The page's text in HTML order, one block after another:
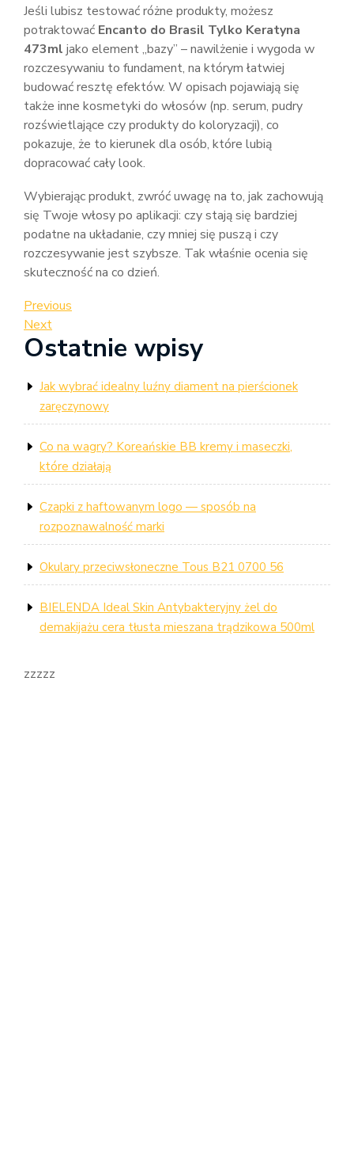
Jeśli lubisz testować różne produkty, możesz
potraktować Encanto do Brasil Tylko Keratyna
473ml jako element „bazy” – nawilżenie i wygoda w
rozczesywaniu to fundament, na którym łatwiej
budować resztę efektów. W opisach pojawiają się
także inne kosmetyki do włosów (np. serum, pudry
rozświetlające czy produkty do koloryzacji), co
pokazuje, że to kierunek dla osób, które lubią
dopracować cały look.
Wybierając produkt, zwróć uwagę na to, jak zachowują
się Twoje włosy po aplikacji: czy stają się bardziej
podatne na układanie, czy mniej się puszą i czy
rozczesywanie jest szybsze. Tak właśnie ocenia się
skuteczność na co dzień.
Nawigacja
wpisu
Previous
Post
Previous
Next
Post
Next
Ostatnie wpisy
Jak wybrać idealny luźny diament na pierścionek
zaręczynowy
Co na wagry? Koreańskie BB kremy i maseczki,
które działają
Czapki z haftowanym logo — sposób na
rozpoznawalność marki
Okulary przeciwsłoneczne Tous B21 0700 56
BIELENDA Ideal Skin Antybakteryjny żel do
demakijażu cera tłusta mieszana trądzikowa 500ml
zzzzz